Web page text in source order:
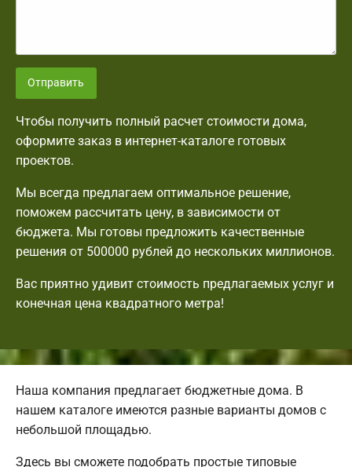
Отправить
Чтобы получить полный расчет стоимости дома,
оформите заказ в интернет-каталоге готовых
проектов.
Мы всегда предлагаем оптимальное решение,
поможем рассчитать цену, в зависимости от
бюджета. Мы готовы предложить качественные
решения от 500000 рублей до нескольких миллионов.
Вас приятно удивит стоимость предлагаемых услуг и
конечная цена квадратного метра!
Наша компания предлагает бюджетные дома. В
нашем каталоге имеются разные варианты домов с
небольшой площадью.
Здесь вы сможете подобрать простые типовые